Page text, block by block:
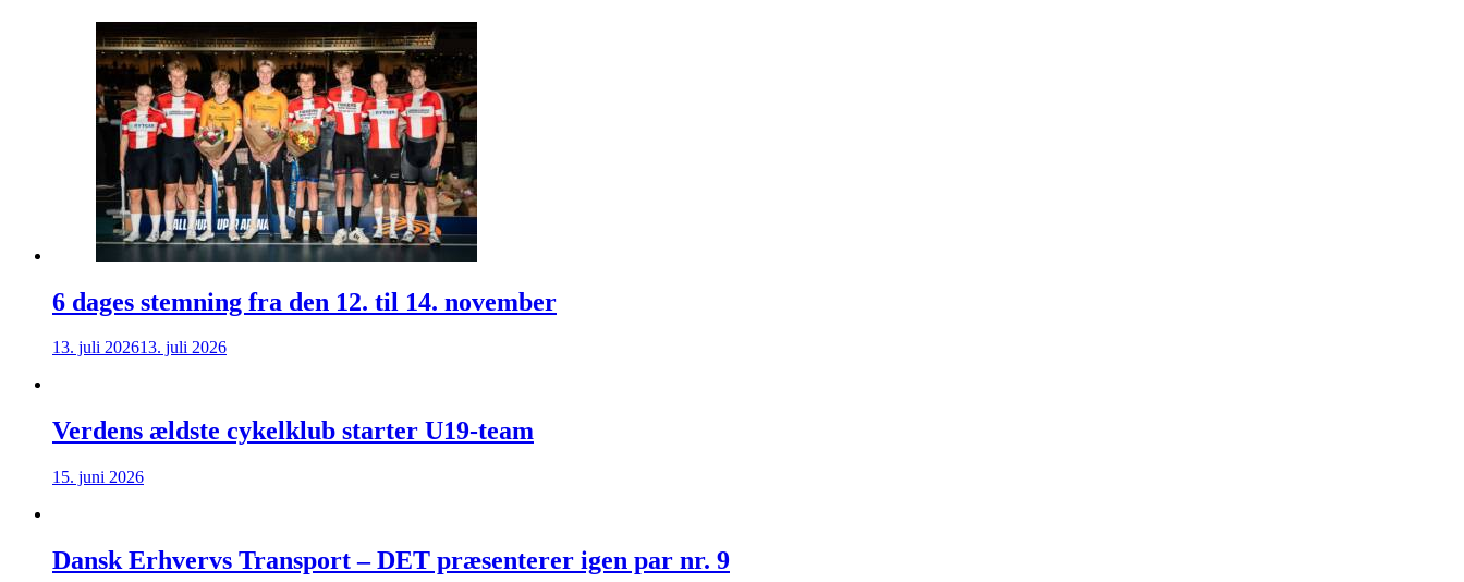
6 dages stemning fra den 12. til 14. november
13. juli 202613. juli 2026
Verdens ældste cykelklub starter U19-team
15. juni 2026
Dansk Erhvervs Transport – DET præsenterer igen par nr. 9